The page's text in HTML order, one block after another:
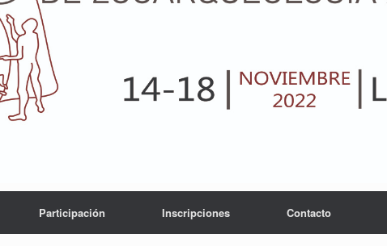
Participación Inscripciones Contacto